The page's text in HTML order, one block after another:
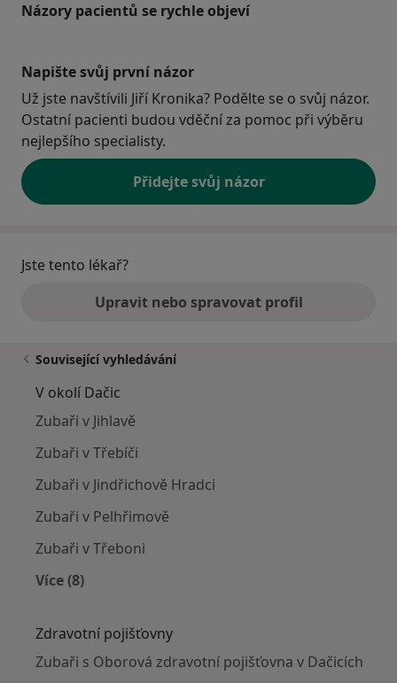
Názory pacientů se rychle objeví
Napište svůj první názor
Už jste navštívili Jiří Kronika? Podělte se o svůj názor.
Ostatní pacienti budou vděční za pomoc při výběru
nejlepšího specialisty.
Přidejte svůj názor
Jste tento lékař?
Upravit nebo spravovat profil
Související vyhledávání
V okolí Dačic
Zubaři v Jihlavě
Zubaři v Třebíči
Zubaři v Jindřichově Hradci
Zubaři v Pelhřimově
Zubaři v Třeboni
Více (8)
Zdravotní pojišťovny
Zubaři s Oborová zdravotní pojišťovna v Dačicích